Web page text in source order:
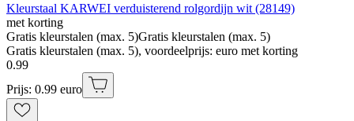
Kleurstaal KARWEI verduisterend rolgordijn wit (28149)
met korting
Gratis kleurstalen (max. 5)Gratis kleurstalen (max. 5)
Gratis kleurstalen (max. 5), voordeelprijs: euro met korting
0.99
Prijs: 0.99 euro